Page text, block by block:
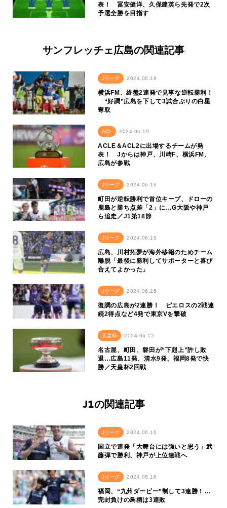
表！ 冨安健洋、久保建英ら先発で2次
予選全勝を目指す
サンフレッチェ広島の関連記事
Jリーグ 2024.06.19
横浜FM、終盤2連発で見事な逆転勝利！
“好調”広島を下して3試合ぶりの白星
奪取
ACL 2024.06.19
ACLE＆ACL2に出場するチームが発
表！ Jからは神戸、川崎F、横浜FM、
広島が参戦
Jリーグ 2024.06.16
町田が逆転勝利で首位キープ、ドローの
鹿島と勝ち点差「2」に…G大阪や神戸
ら追走／J1第18節
Jリーグ 2024.06.15
広島、川村拓夢が海外移籍のためチーム
離脱「最後に勝利してサポーターと喜び
合えてよかった」
Jリーグ 2024.06.15
復調の広島が2連勝！ ピエロスの2戦連
続2得点など4発で東京Vを撃破
天皇杯 2024.06.12
名古屋、町田、磐田が“下剋上”許し敗
退…広島11発、清水9発、福岡8発で快
勝／天皇杯2回戦
J1の関連記事
Jリーグ 2024.06.16
国立で連発「大舞台には強いと思う」武
藤弾で勝利、神戸が上位連戦へ
Jリーグ 2024.06.16
福岡、“九州ダービー”制して3連勝！…
完封負けの鳥栖は3連敗